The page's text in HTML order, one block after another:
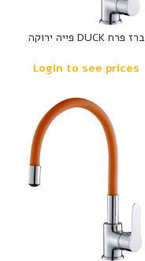
ברז פרח DUCK פייה ירוקה
Login to see prices